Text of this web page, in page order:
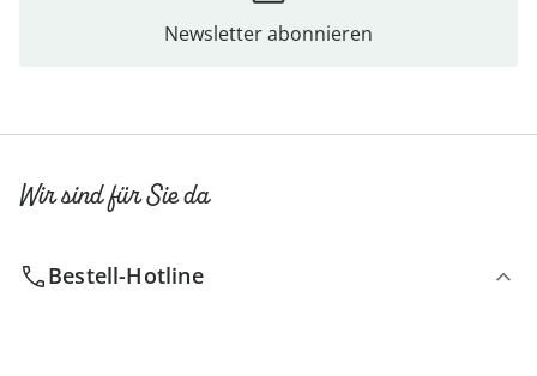
Newsletter abonnieren
Wir sind für Sie da
Bestell-Hotline